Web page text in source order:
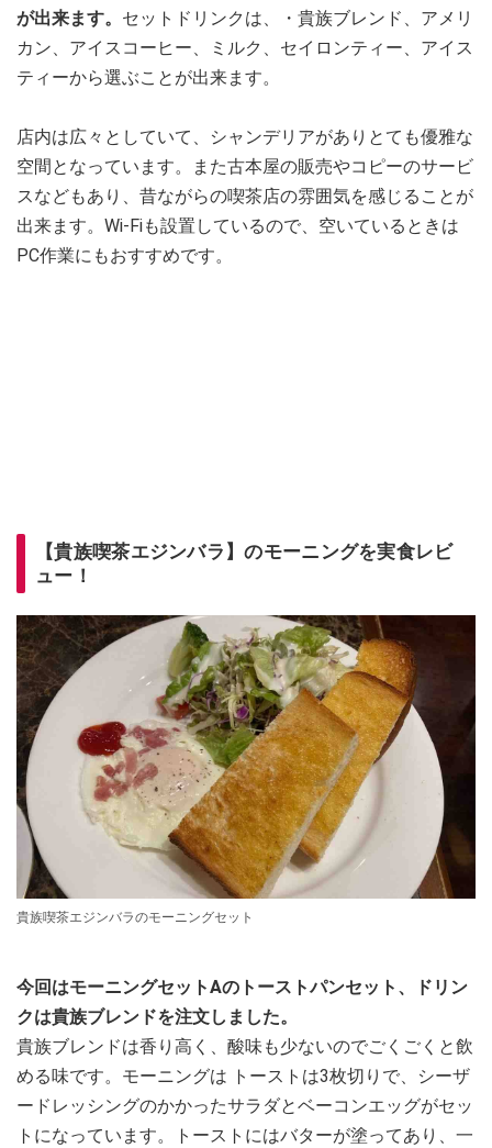
が出来ます。 セットドリンクは、・貴族ブレンド、アメリ
カン、アイスコーヒー、ミルク、セイロンティー、アイス
ティーから選ぶことが出来ます。
店内は広々としていて、シャンデリアがありとても優雅な
空間となっています。また古本屋の販売やコピーのサービ
スなどもあり、昔ながらの喫茶店の雰囲気を感じることが
出来ます。Wi-Fiも設置しているので、空いているときは
PC作業にもおすすめです。
【貴族喫茶エジンバラ】のモーニングを実食レビ
ュー！
貴族喫茶エジンバラのモーニングセット
今回はモーニングセットAのトーストパンセット、ドリン
クは貴族ブレンドを注文しました。
貴族ブレンドは香り高く、酸味も少ないのでごくごくと飲
める味です。モーニングは トーストは3枚切りで、シーザ
ードレッシングのかかったサラダとベーコンエッグがセッ
トになっています。トーストにはバターが塗ってあり、一